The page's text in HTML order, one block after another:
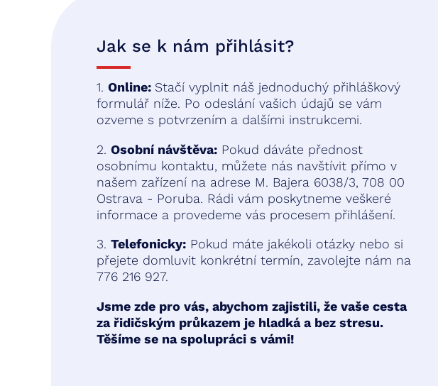
Jak se k nám přihlásit?
1. Online: Stačí vyplnit náš jednoduchý přihláškový
formulář níže. Po odeslání vašich údajů se vám
ozveme s potvrzením a dalšími instrukcemi.
2. Osobní návštěva: Pokud dáváte přednost
osobnímu kontaktu, můžete nás navštívit přímo v
našem zařízení na adrese M. Bajera 6038/3, 708 00
Ostrava - Poruba. Rádi vám poskytneme veškeré
informace a provedeme vás procesem přihlášení.
3. Telefonicky: Pokud máte jakékoli otázky nebo si
přejete domluvit konkrétní termín, zavolejte nám na
776 216 927.
Jsme zde pro vás, abychom zajistili, že vaše cesta
za řidičským průkazem je hladká a bez stresu.
Těšíme se na spolupráci s vámi!